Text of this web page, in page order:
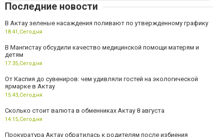
Последние новости
В Актау зеленые насаждения поливают по утвержденному графику
18:41,Сегодня
В Мангистау обсудили качество медицинской помощи матерям и
детям
17:35,Сегодня
От Каспия до сувениров: чем удивляли гостей на экологической
ярмарке в Актау
15:43,Сегодня
Сколько стоит валюта в обменниках Актау 8 августа
14:15,Сегодня
Прокуратура Актау обратилась к родителям после избиения